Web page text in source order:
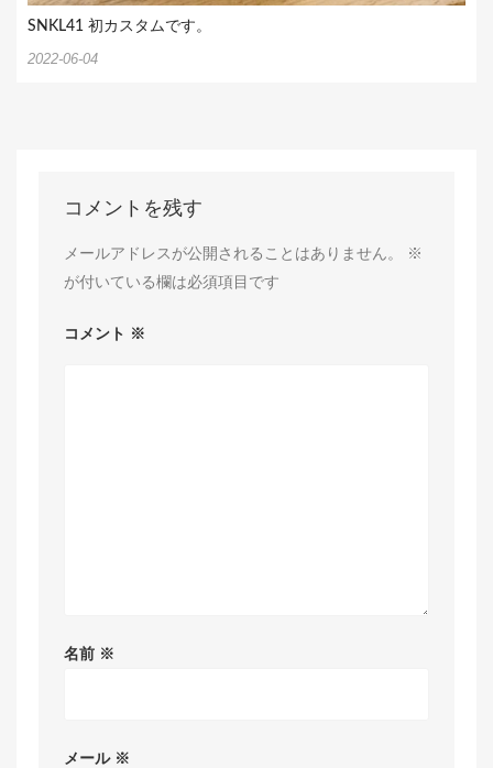
SNKL41 初カスタムです。
2022-06-04
コメントを残す
メールアドレスが公開されることはありません。
※
が付いている欄は必須項目です
コメント ※
名前 ※
メール ※